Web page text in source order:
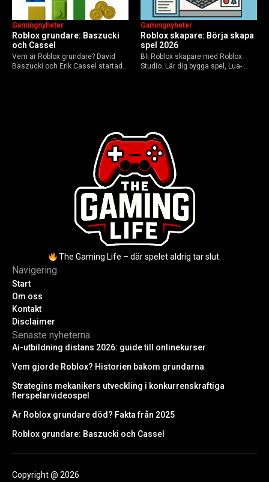
Roblox grundare: Baszucki
och Cassel
Gamingnyheter
Vem är Roblox grundare? David
Baszucki och Erik Cassel startade
Roblox skapare: Börja skapa
spel 2026
Gamingnyheter
Bli Roblox skapare med Roblox
Studio. Lär dig bygga spel, Lua-
The Gaming Life – där spelet aldrig tar slut.
Navigering
Start
Om oss
Kontakt
Disclaimer
Senaste nyheterna
Ai-utbildning distans 2026: guide till onlinekurser
Vem gjorde Roblox? Historien bakom grundarna
Strategins mekanikers utveckling i konkurrenskraftiga
flerspelarvideospel
Är Roblox grundare död? Fakta från 2025
Roblox grundare: Baszucki och Cassel
Copyright @ 2026